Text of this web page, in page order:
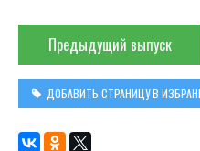
Предыдущий выпуск
ДОБАВИТЬ СТРАНИЦУ В